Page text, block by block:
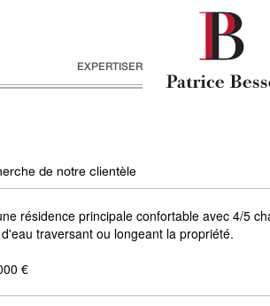
EXPERTISER
de notre clientèle
résidence principale confortable avec 4/5
traversant ou longeant la propriété.
€